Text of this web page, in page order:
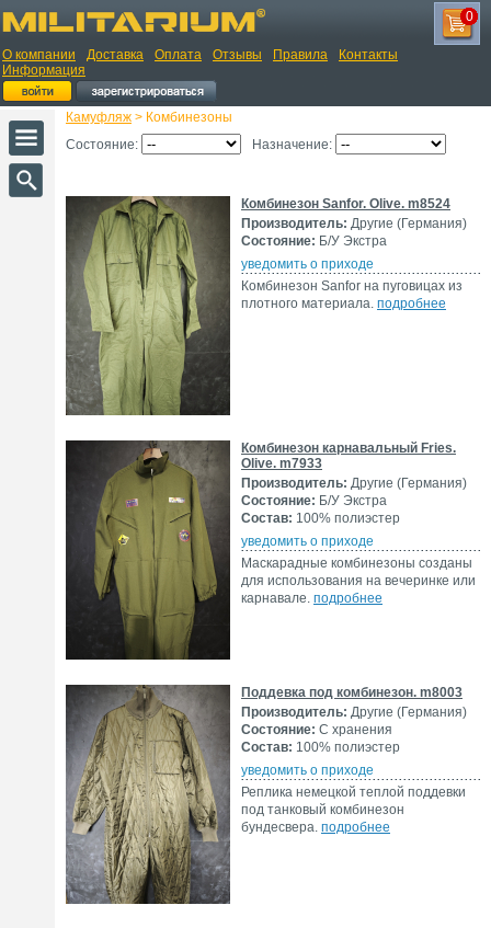
О компании Доставка Оплата Отзывы Правила
Контакты
Информация
0
Камуфляж > Комбинезоны
Состояние:
Назначение:
Комбинезон Sanfor. Olive. m8524
Производитель: Другие (Германия)
Состояние: Б/У Экстра
уведомить о приходе
Комбинезон Sanfor на пуговицах из
плотного материала. подробнее
Комбинезон карнавальный Fries.
Olive. m7933
Производитель: Другие (Германия)
Состояние: Б/У Экстра
Состав: 100% полиэстер
уведомить о приходе
Маскарадные комбинезоны созданы
для использования на вечеринке или
карнавале. подробнее
Поддевка под комбинезон. m8003
Производитель: Другие (Германия)
Состояние: С хранения
Состав: 100% полиэстер
уведомить о приходе
Реплика немецкой теплой поддевки
под танковый комбинезон
бундесвера. подробнее